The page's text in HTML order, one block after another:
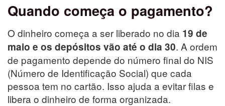
Quando começa o pagamento?
O dinheiro começa a ser liberado no dia 19 de
maio e os depósitos vão até o dia 30. A ordem
de pagamento depende do número final do NIS
(Número de Identificação Social) que cada
pessoa tem no cartão. Isso ajuda a evitar filas e
libera o dinheiro de forma organizada.